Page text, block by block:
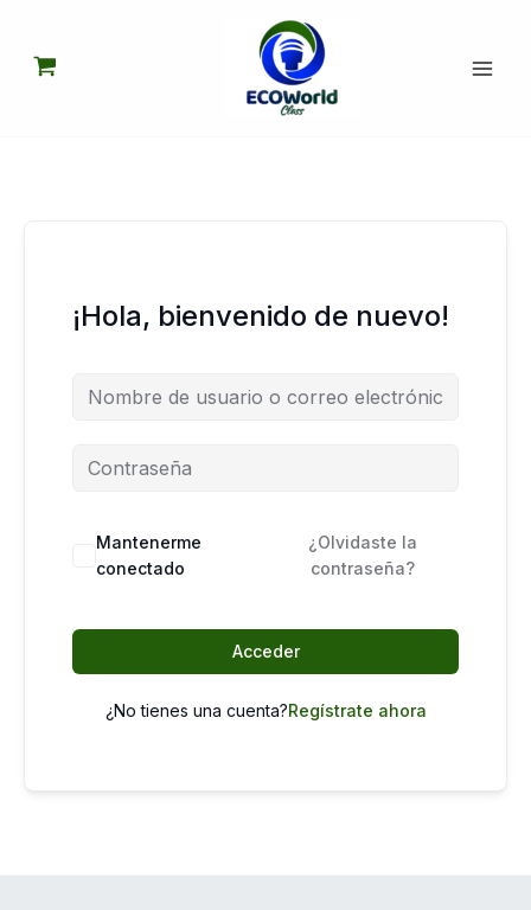
contenido
¡Hola, bienvenido de nuevo!
Mantenerme
conectado
¿Olvidaste la
contraseña?
Acceder
¿No tienes una cuenta?Regístrate ahora